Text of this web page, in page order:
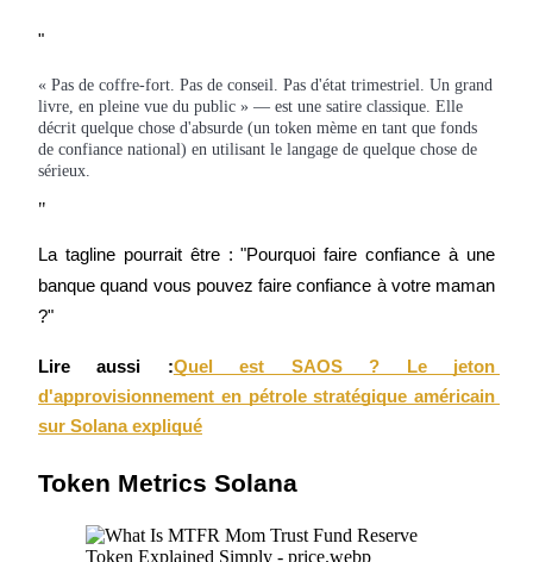
Cochon de puissance
Gagnez quotidiennement des récompenses compétitives
Jalonnement
"
« Pas de coffre-fort. Pas de conseil. Pas d'état trimestriel. Un grand
livre, en pleine vue du public » — est une satire classique. Elle
décrit quelque chose d'absurde (un token mème en tant que fonds
de confiance national) en utilisant le langage de quelque chose de
sérieux.
"
La tagline pourrait être : "Pourquoi faire confiance à une
banque quand vous pouvez faire confiance à votre maman
?"
Lire aussi :Quel est SAOS ? Le jeton
d'approvisionnement en pétrole stratégique américain
sur Solana expliqué
Token Metrics Solana